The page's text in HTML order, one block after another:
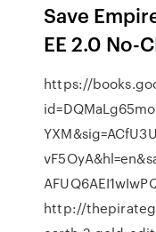
Save
EE 2.0 No-
https://
http://